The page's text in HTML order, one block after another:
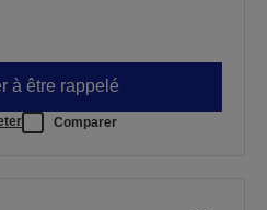
à être rappelé
Comparer